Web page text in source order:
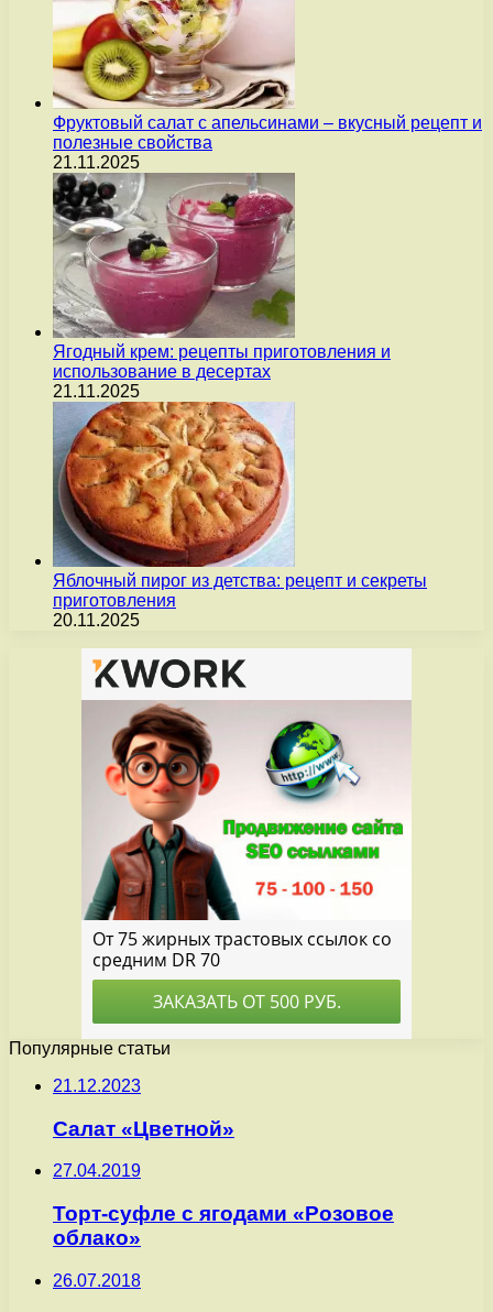
Фруктовый салат с апельсинами – вкусный рецепт и
полезные свойства
21.11.2025
Ягодный крем: рецепты приготовления и
использование в десертах
21.11.2025
Яблочный пирог из детства: рецепт и секреты
приготовления
20.11.2025
Популярные статьи
21.12.2023
Салат «Цветной»
27.04.2019
Торт-суфле с ягодами «Розовое
облако»
26.07.2018